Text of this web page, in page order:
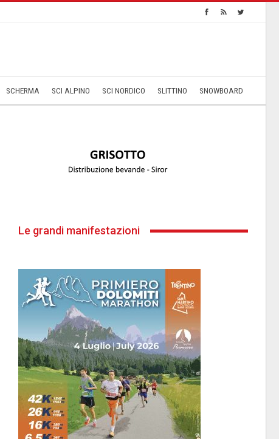
SCHERMA SCI ALPINO SCI NORDICO SLITTINO SNOWBOARD
Le grandi manifestazioni